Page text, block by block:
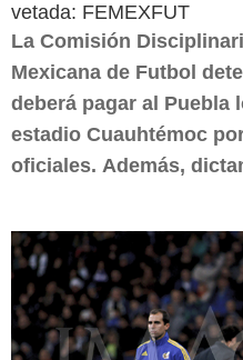
vetada: FEMEXFUT
La Comisión
Mexicana de Futbol
deberá pagar al Puebla
estadio Cuauhtémoc
oficiales. Además,